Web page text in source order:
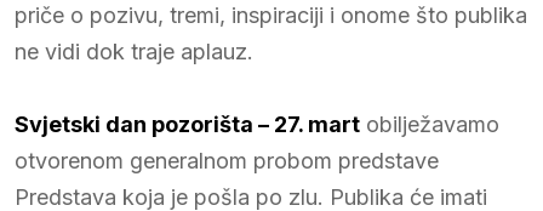
priče o pozivu, tremi, inspiraciji i onome što publika
ne vidi dok traje aplauz.
Svjetski dan pozorišta – 27. mart obilježavamo
otvorenom generalnom probom predstave
Predstava koja je pošla po zlu. Publika će imati